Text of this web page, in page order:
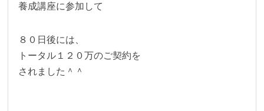
養成講座に参加して
８０日後には、
トータル１２０万のご契約を
されました＾＾